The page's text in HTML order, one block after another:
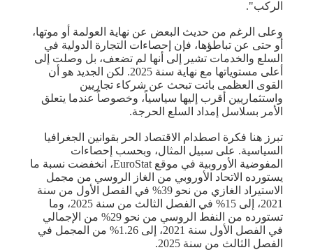
الركب".
وعلى الرغم من حديث البعض عن نهاية العولمة أو موتها،
أو حتى عن تباطؤها، فإن إحصاءات التجارة الدولية في
السلع والخدمات تشير إلى أنها لم تضعف، بل وصلت إلى
أعلى مستوياتها مع نهاية سنة 2025. لكن الجديد هو أن
القوى العظمى باتت تبحث عن شركاء تجاريين
واستثماريين أقرب إليها سياسياً، وخصوصاً عندما يتعلق
الأمر بسلاسل إمداد السلع الحرجة.
تبرز هنا فكرة اصطدام الاقتصاد الحر بقوانين الجغرافيا
السياسية. على سبيل المثال، وبحسب إحصاءات
المفوضية الأوروبية في موقع EuroStat، انخفضت نسبة ما
يستورده الاتحاد الأوروبي من الغاز الروسي من مجمل
الاستيراد الغازي من نحو 39% في الفصل الأول من سنة
2021، إلى 15% في الفصل الثالث من سنة 2025، وما
تستورده من النفط الروسي من نحو 29% من الإجمالي
في الفصل الأول سنة 2021، إلى 1.26% من المجمل في
الفصل الثالث من سنة 2025.